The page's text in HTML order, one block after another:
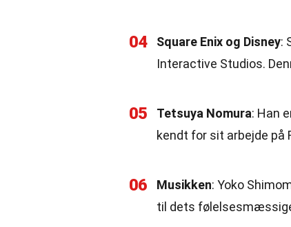
04 Square Enix og Disney:
Interactive Studios.
05 Tetsuya Nomura: Han
kendt for sit arbejde på
06 Musikken: Yoko
til dets